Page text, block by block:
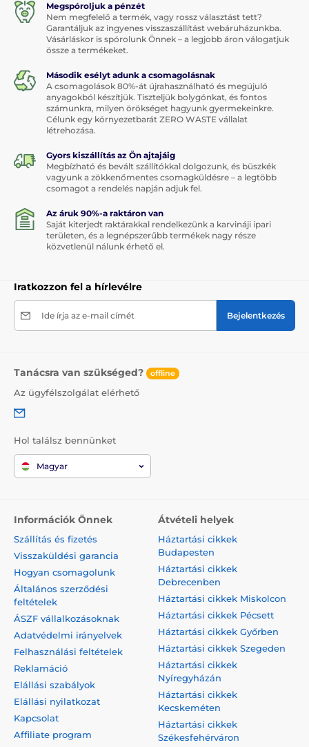
Megspóroljuk a pénzét
Nem megfelelő a termék, vagy rossz választást tett?
Garantáljuk az ingyenes visszaszállítást webáruházunkba.
Vásárláskor is spórolunk Önnek – a legjobb áron válogatjuk
össze a termékeket.
Második esélyt adunk a csomagolásnak
A csomagolások 80%-át újrahasználható és megújuló
anyagokból készítjük. Tiszteljük bolygónkat, és fontos
számunkra, milyen örökséget hagyunk gyermekeinkre.
Célunk egy környezetbarát ZERO WASTE vállalat
létrehozása.
Gyors kiszállítás az Ön ajtajáig
Megbízható és bevált szállítókkal dolgozunk, és büszkék
vagyunk a zökkenőmentes csomagküldésre – a legtöbb
csomagot a rendelés napján adjuk fel.
Az áruk 90%-a raktáron van
Saját kiterjedt raktárakkal rendelkezünk a karvináji ipari
területen, és a legnépszerűbb termékek nagy része
közvetlenül nálunk érhető el.
Iratkozzon fel a hírlevélre
Ide írja az e-mail címét Bejelentkezés
Tanácsra van szükséged? offline
Az ügyfélszolgálat elérhető
Hol találsz bennünket
Magyar
Információk Önnek
Szállítás és fizetés
Visszaküldési garancia
Hogyan csomagolunk
Általános szerződési
feltételek
ÁSZF vállalkozásoknak
Adatvédelmi irányelvek
Felhasználási feltételek
Reklamáció
Elállási szabályok
Elállási nyilatkozat
Kapcsolat
Affiliate program
Átvételi helyek
Háztartási cikkek
Budapesten
Háztartási cikkek
Debrecenben
Háztartási cikkek Miskolcon
Háztartási cikkek Pécsett
Háztartási cikkek Győrben
Háztartási cikkek Szegeden
Háztartási cikkek
Nyíregyházán
Háztartási cikkek
Kecskeméten
Háztartási cikkek
Székesfehérváron